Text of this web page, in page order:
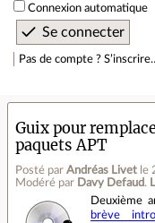
Connexion automatique
Pas de compte ?
Guix pour
paquets APT
Posté par Andréas Livet le
Modéré par Davy Defaud.
Deuxième
brève